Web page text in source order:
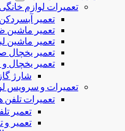
تعمیرات لوازم خانگی
تعمیر آبسردکن
تعمیر ماشین
تعمیر ماشین
تعمیر یخچال
تعمیر یخچال و
شارژ
تعمیرات و سرویس
تعمیرات تلفن
تعمیر
تعمیر و